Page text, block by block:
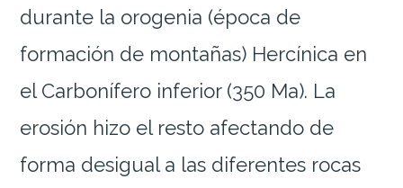
durante la orogenia (época de
formación de montañas) Hercínica en
el Carbonífero inferior (350 Ma). La
erosión hizo el resto afectando de
forma desigual a las diferentes rocas